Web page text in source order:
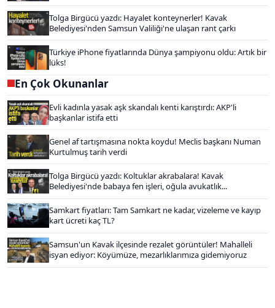
Tolga Birgücü yazdı: Hayalet konteynerler! Kavak
Belediyesi'nden Samsun Valiliği'ne ulaşan rant çarkı
Türkiye iPhone fiyatlarında Dünya şampiyonu oldu: Artık bir
lüks!
En Çok Okunanlar
Evli kadınla yasak aşk skandalı kenti karıştırdı: AKP'li
başkanlar istifa etti
Genel af tartışmasına nokta koydu! Meclis başkanı Numan
Kurtulmuş tarih verdi
Tolga Birgücü yazdı: Koltuklar akrabalara! Kavak
Belediyesi'nde babaya fen işleri, oğula avukatlık...
Samkart fiyatları: Tam Samkart ne kadar, vizeleme ve kayıp
kart ücreti kaç TL?
Samsun'un Kavak ilçesinde rezalet görüntüler! Mahalleli
isyan ediyor: Köyümüze, mezarlıklarımıza gidemiyoruz